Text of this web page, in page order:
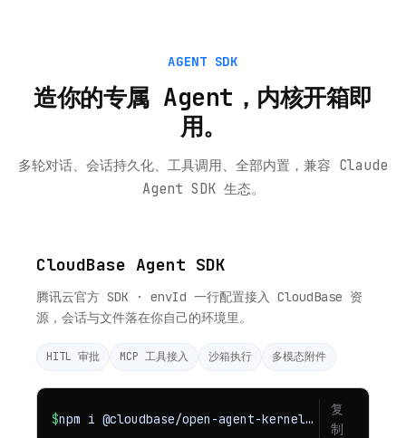
AGENT SDK
造你的专属 Agent，内核开箱即
用。
多轮对话、会话持久化、工具调用、全部内置，兼容 Claude
Agent SDK 生态。
CloudBase Agent SDK
腾讯云官方 SDK · envId 一行配置接入 CloudBase 资
源，会话与文件落在你自己的环境里。
HITL 审批 MCP 工具接入 沙箱执行 多模态附件
$ npm i @cloudbase/open-agent-kernel@beta
复
制